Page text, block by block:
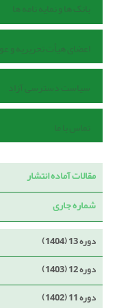
بانک ها و نمایه نامه ها
اعضای هیأت تحریریه و
سیاست دسترسی آزاد
تماس با ما
مقالات آماده انتشار
شماره جاری
دوره 13 (1404)
دوره 12 (1403)
دوره 11 (1402)